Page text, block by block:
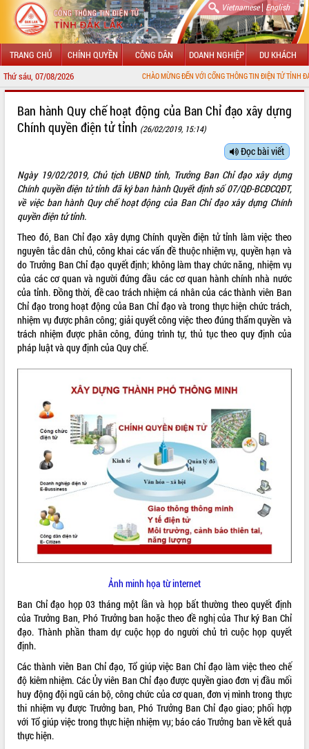
Vietnamese| English
TRANG CHỦ CHÍNH QUYỀN CÔNG DÂN DOANH NGHIỆP DU KHÁCH
Thứ sáu, 07/08/2026 CHÀO MỪNG ĐẾN VỚI CỔNG THÔNG TIN ĐIỆN TỬ TỈNH ĐẮK LẮK
LÃNH ĐẠO UBND TỈNH
SỞ, BAN, NGÀNH
UBND CÁC XÃ, PHƯỜNG
THÔNG TIN CHỈ ĐẠO ĐIỀU HÀNH
HỆ THỐNG VĂN BẢN
VĂN BẢN HĐND TỈNH
ĐIỂM TIN VĂN BẢN
QUY HOẠCH - KẾ HOẠCH
VIDEO
Không có file video nào để phát.
ALBUM ẢNH
Ban hành Quy chế hoạt động của Ban Chỉ đạo xây dựng
Chính quyền điện tử tỉnh (26/02/2019, 15:14)
Đọc bài viết
Ngày 19/02/2019, Chủ tịch UBND tỉnh, Trưởng Ban Chỉ đạo xây dựng
Chính quyền điện tử tỉnh đã ký ban hành Quyết định số 07/QĐ-BCĐCQĐT,
về việc ban hành Quy chế hoạt động của Ban Chỉ đạo xây dựng Chính
quyền điện tử tỉnh.
Theo đó, Ban Chỉ đạo xây dựng Chính quyền điện tử tỉnh làm việc theo
nguyên tắc dân chủ, công khai các vấn đề thuộc nhiệm vụ, quyền hạn và
do Trưởng Ban Chỉ đạo quyết định; không làm thay chức năng, nhiệm vụ
của các cơ quan và người đứng đầu các cơ quan hành chính nhà nước
của tỉnh. Đồng thời, đề cao trách nhiệm cá nhân của các thành viên Ban
Chỉ đạo trong hoạt động của Ban Chỉ đạo và trong thực hiện chức trách,
nhiệm vụ được phân công; giải quyết công việc theo đúng thẩm quyền và
trách nhiệm được phân công, đúng trình tự, thủ tục theo quy định của
pháp luật và quy định của Quy chế.
Ảnh minh họa từ internet
Ban Chỉ đạo họp 03 tháng một lần và họp bất thường theo quyết định
của Trưởng Ban, Phó Trưởng ban hoặc theo đề nghị của Thư ký Ban Chỉ
đạo. Thành phần tham dự cuộc họp do người chủ trì cuộc họp quyết
định.
Các thành viên Ban Chỉ đạo, Tổ giúp việc Ban Chỉ đạo làm việc theo chế
độ kiêm nhiệm. Các Ủy viên Ban Chỉ đạo được quyền giao đơn vị đầu mối
huy động đội ngũ cán bộ, công chức của cơ quan, đơn vị mình trong thực
thi nhiệm vụ được Trưởng ban, Phó Trưởng Ban Chỉ đạo giao; phối hợp
với Tổ giúp việc trong thực hiện nhiệm vụ; báo cáo Trưởng ban về kết quả
thực hiện.